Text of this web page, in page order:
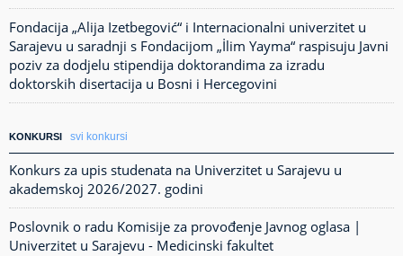
Fondacija „Alija Izetbegović“ i Internacionalni univerzitet u
Sarajevu u saradnji s Fondacijom „İlim Yayma“ raspisuju Javni
poziv za dodjelu stipendija doktorandima za izradu
doktorskih disertacija u Bosni i Hercegovini
KONKURSI svi konkursi
Konkurs za upis studenata na Univerzitet u Sarajevu u
akademskoj 2026/2027. godini
Poslovnik o radu Komisije za provođenje Javnog oglasa |
Univerzitet u Sarajevu - Medicinski fakultet